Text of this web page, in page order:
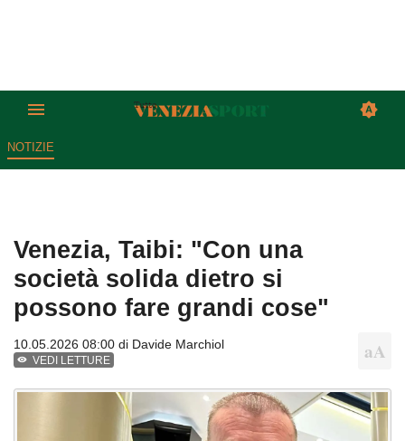
NOTIZIE
Venezia, Taibi: "Con una
società solida dietro si
possono fare grandi cose"
10.05.2026 08:00 di Davide Marchiol
VEDI LETTURE